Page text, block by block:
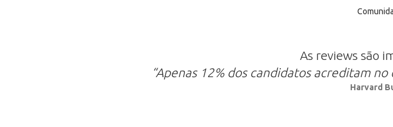
As reviews são
“Apenas 12% dos candidatos acreditam
Harvard